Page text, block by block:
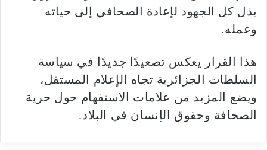
بذل كل الجهود لإعادة الصحافي إلى حياته
وعمله.
هذا القرار يعكس تصعيدًا جديدًا في سياسة
السلطات الجزائرية تجاه الإعلام المستقل،
ويضع المزيد من علامات الاستفهام حول حرية
الصحافة وحقوق الإنسان في البلاد.